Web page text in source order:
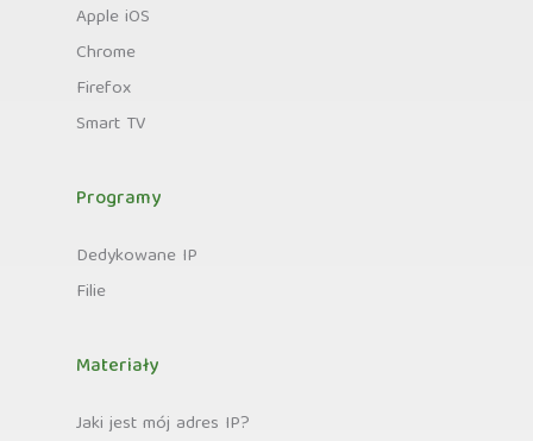
Apple iOS
Chrome
Firefox
Smart TV
Programy
Dedykowane IP
Filie
Materiały
Jaki jest mój adres IP?